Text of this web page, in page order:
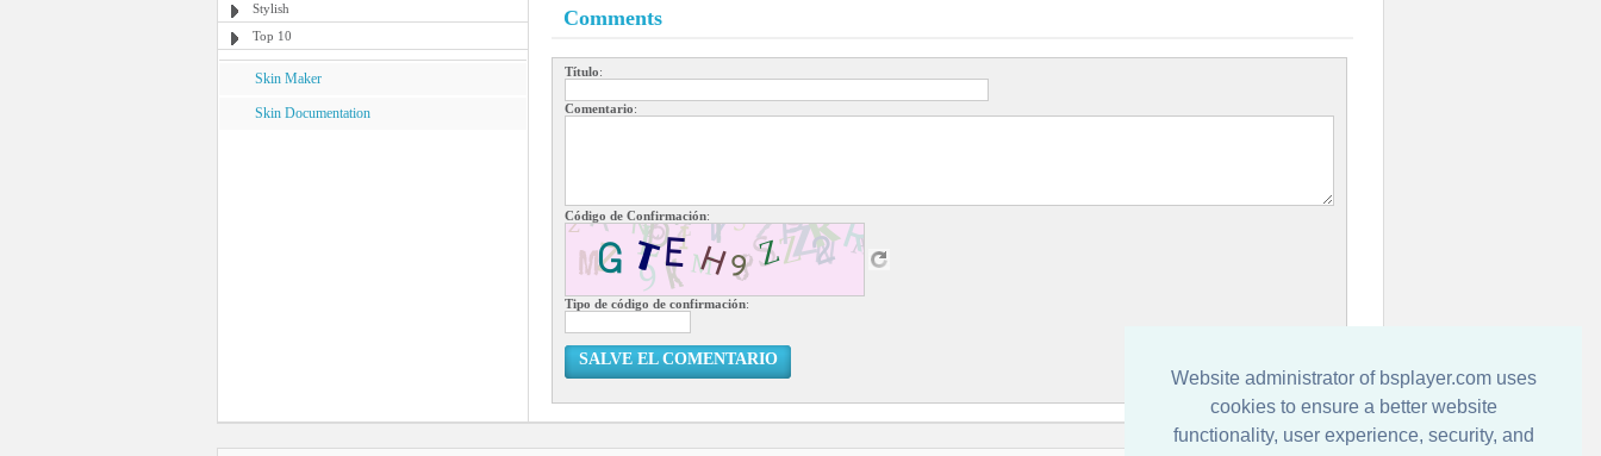
Website administrator of bsplayer.com uses
cookies to ensure a better website
functionality, user experience, security, and
Stylish
Top 10
Skin Maker
Skin Documentation
Comments
Título:
Comentario:
Código de Confirmación:
Tipo de código de confirmación:
SALVE EL COMENTARIO